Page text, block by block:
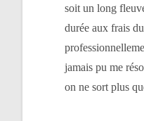
soit un long
durée aux frais
jamais pu me
on ne sort plus